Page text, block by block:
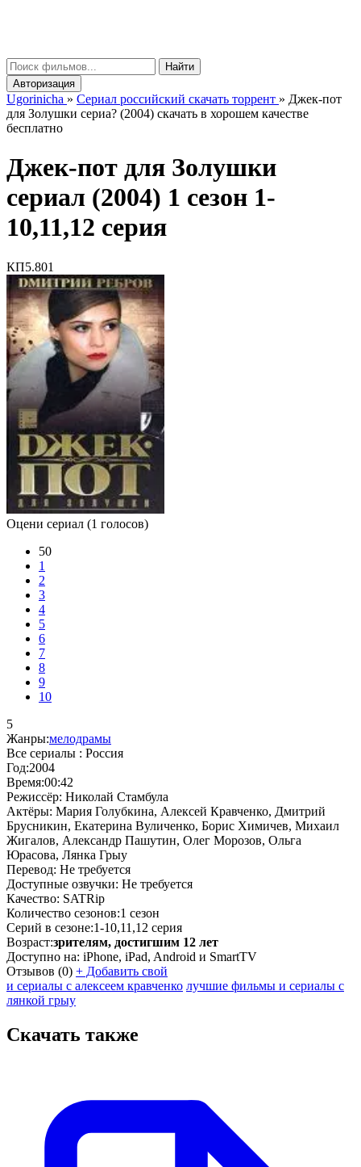
Найти
Авторизация
Ugorinicha » Сериал российский скачать торрент » Джек-пот
для Золушки сериа? (2004) скачать в хорошем качестве
бесплатно
Джек-пот для Золушки
сериал (2004) 1 сезон 1-
10,11,12 серия
КП5.801
Оцени сериал (1 голосов)
50
1
2
3
4
5
6
7
8
9
10
5
Жанры:мелодрамы
Все сериалы : Россия
Год:2004
Время:00:42
Режиссёр: Николай Стамбула
Актёры: Мария Голубкина, Алексей Кравченко, Дмитрий
Брусникин, Екатерина Вуличенко, Борис Химичев, Михаил
Жигалов, Александр Пашутин, Олег Морозов, Ольга
Юрасова, Лянка Грыу
Перевод: Не требуется
Доступные озвучки: Не требуется
Качество: SATRip
Количество сезонов:1 сезон
Серий в сезоне:1-10,11,12 серия
Возраст:зрителям, достигшим 12 лет
Доступно на: iPhone, iPad, Android и SmartTV
Отзывов (0) + Добавить свой
и сериалы с алексеем кравченко лучшие фильмы и сериалы с
лянкой грыу
Скачать также